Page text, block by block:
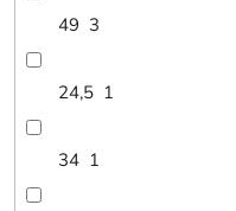
49 3
24,5 1
34 1